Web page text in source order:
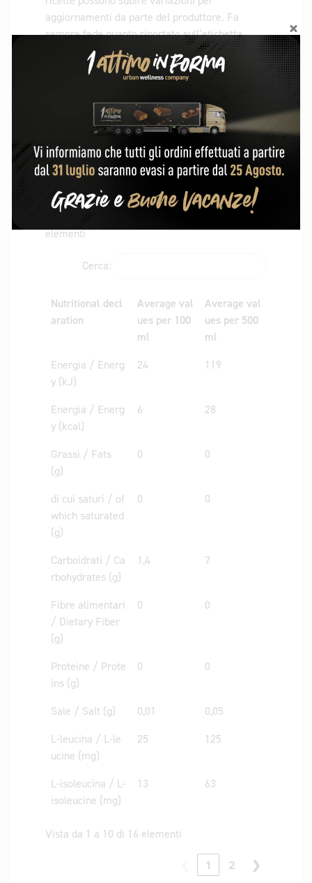
aggiornamenti da parte del produttore. Fa
sempre fede quanto riportato sull’etichetta
presente sulla confezione.
additional information
Visualizza
elementi
Cerca:
Nutritional decl
aration
Average val
ues per 100
ml
Average val
ues per 500
ml
Energia / Energ
y (kJ)
24 119
Energia / Energ
y (kcal)
6 28
Grassi / Fats
(g)
0 0
di cui saturi / of
which saturated
(g)
0 0
Carboidrati / Ca
rbohydrates (g)
1,4 7
Fibre alimentari
/ Dietary Fiber
(g)
0 0
Proteine / Prote
ins (g)
0 0
Sale / Salt (g) 0,01
0,05
L-leucina / L-le
ucine (mg)
25 125
L-isoleucina / L-
isoleucine (mg)
13 63
Vista da 1 a 10 di 16 elementi
1 2 ❯